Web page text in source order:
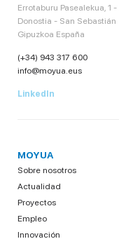
Errotaburu Pasealekua, 1 -
Donostia - San Sebastián
Gipuzkoa España
(+34) 943 317 600
info@moyua.eus
LinkedIn
MOYUA
Sobre nosotros
Actualidad
Proyectos
Empleo
Innovación